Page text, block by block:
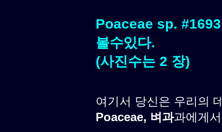
Poaceae sp.
볼수있다.
(사진수는 2 장)
여기서 당신은 우리의
Poaceae, 벼과과에게